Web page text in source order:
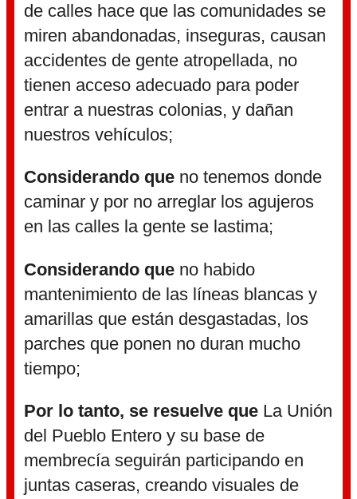
de calles hace que las comunidades se
miren abandonadas, inseguras, causan
accidentes de gente atropellada, no
tienen acceso adecuado para poder
entrar a nuestras colonias, y dañan
nuestros vehículos;
Considerando que no tenemos donde
caminar y por no arreglar los agujeros
en las calles la gente se lastima;
Considerando queno habido
mantenimiento de las líneas blancas y
amarillas que están desgastadas, los
parches que ponen no duran mucho
tiempo;
Por lo tanto, se resuelve queLa Unión
del Pueblo Entero y su base de
membrecía seguirán participando en
juntas caseras, creando visuales de